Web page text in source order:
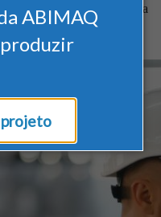
ABIMAQ
projeto
Retrospectiva